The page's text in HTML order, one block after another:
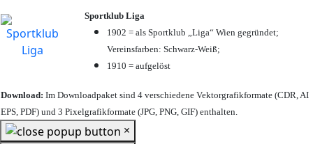
Sportklub Liga
1902 = als Sportklub „Liga“ Wien gegründet;
Vereinsfarben: Schwarz-Weiß;
1910 = aufgelöst
Download: Im Downloadpaket sind 4 verschiedene Vektorgrafikformate (CDR, AI
EPS, PDF) und 3 Pixelgrafikformate (JPG, PNG, GIF) enthalten.
×